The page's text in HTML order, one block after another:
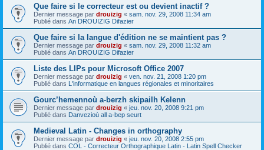
Que faire si le correcteur est ou devient inactif ?
Dernier message par drouizig « sam. nov. 29, 2008 11:34 am
Publié dans An DROUIZIG Difazier
Que faire si la langue d'édition ne se maintient pas ?
Dernier message par drouizig « sam. nov. 29, 2008 11:32 am
Publié dans An DROUIZIG Difazier
Liste des LIPs pour Microsoft Office 2007
Dernier message par drouizig « ven. nov. 21, 2008 1:20 pm
Publié dans L'informatique en langues régionales et minoritaires
Gourc’hemennoù a-berzh skipailh Kelenn
Dernier message par drouizig « jeu. nov. 20, 2008 9:21 pm
Publié dans Danvezioù all a-bep seurt
Medieval Latin - Changes in orthography
Dernier message par drouizig « jeu. nov. 20, 2008 2:55 pm
Publié dans COL - Correcteur Orthographique Latin - Latin Spell Checker